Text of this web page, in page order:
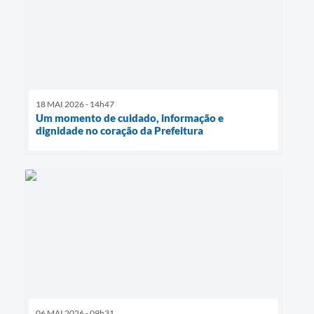
18 MAI 2026 - 14h47
Um momento de cuidado, informação e
dignidade no coração da Prefeitura